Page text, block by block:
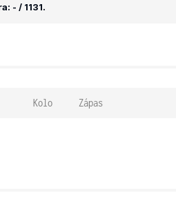
- / 1131.
Kolo Zápas